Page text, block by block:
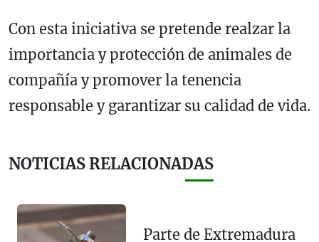
Con esta iniciativa se pretende realzar la
importancia y protección de animales de
compañía y promover la tenencia
responsable y garantizar su calidad de vida.
NOTICIAS RELACIONADAS
Parte de Extremadura